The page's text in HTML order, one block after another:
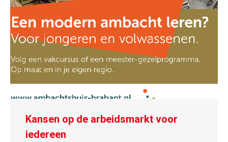
Kansen op de arbeidsmarkt voor
iedereen